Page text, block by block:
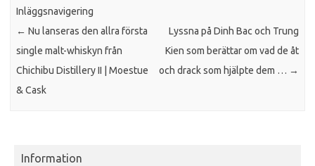
Inläggsnavigering
← Nu lanseras den allra första
single malt-whiskyn från
Chichibu Distillery II | Moestue
& Cask
Lyssna på Dinh Bac och Trung
Kien som berättar om vad de åt
och drack som hjälpte dem … →
Information